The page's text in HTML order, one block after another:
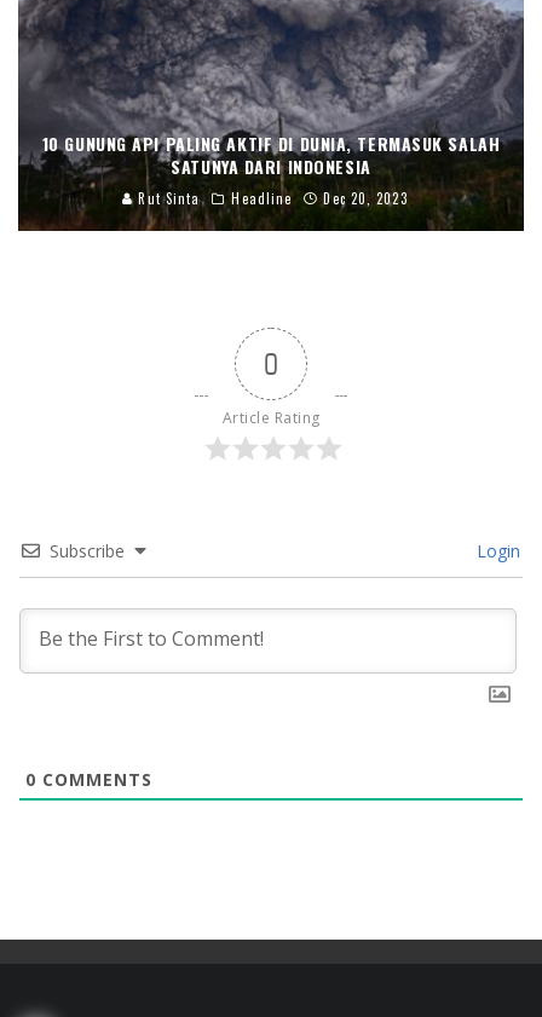
10 GUNUNG API PALING AKTIF DI DUNIA, TERMASUK SALAH
SATUNYA DARI INDONESIA
Rut Sinta Headline Dec 20, 2023
0
Article Rating
Subscribe Login
0 COMMENTS